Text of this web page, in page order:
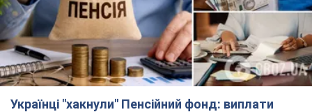
Українці "хакнули" Пенсійний фонд: виплати